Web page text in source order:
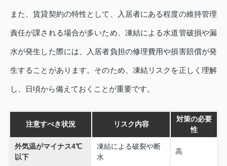
また、賃貸契約の特性として、入居者にある程度の維持管理
責任が課される場合が多いため、凍結による水道管破損や漏
水が発生した際には、入居者負担の修理費用や損害賠償が発
生することがあります。そのため、凍結リスクを正しく理解
し、日頃から備えておくことが重要です。
注意すべき状況 リスク内容
対策の必要
性
外気温がマイナス4℃
以下
凍結による破裂や断
水
高